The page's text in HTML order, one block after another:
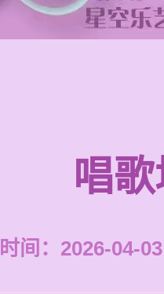
唱
时间：2026-04-